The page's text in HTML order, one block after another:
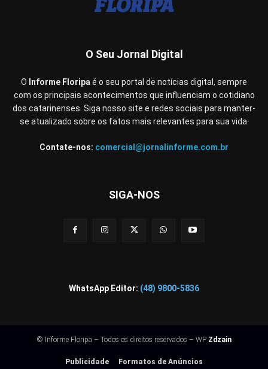
O Seu Jornal Digital
O Informe Floripaé o seu portal de notícias digital, sempre
com os principais acontecimentos que influenciam o cotidiano
dos catarinenses. Siga nosso site e redes sociais para manter-
se atualizado sobre os fatos mais relevantes para sua vida.
Contate-nos: comercial@jornalinforme.com.br
SIGA-NOS
WhatsApp Editor: (48) 9800-5836
© Informe Floripa – Todos os direitos reservados – WP Zdzain
Publicidade Formatos de Anúncios